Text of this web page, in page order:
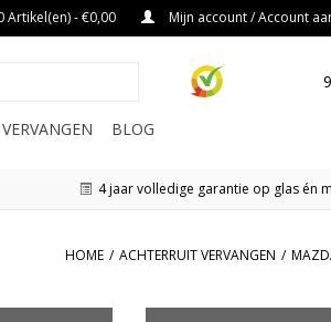
Artikel(en) - €0,00 Mijn account / Account
BLOG
4 jaar volledige garantie op glas én
HOME / ACHTERRUIT VERVANGEN /